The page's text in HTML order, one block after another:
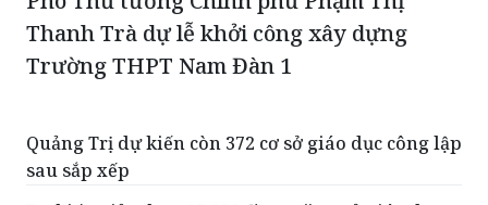
Phó Thủ tướng Chính phủ Phạm Thị
Trường THPT Nam Đàn 1